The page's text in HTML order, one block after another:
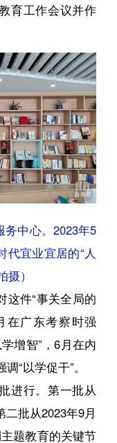
育工作会议并作
中心。2023年5
代宜业宜居的“人
）
件“事关全局的
在广东考察时强
增智”，6月在内
“以学促干”。
行。第一批从
批从2023年9月
题教育的关键节